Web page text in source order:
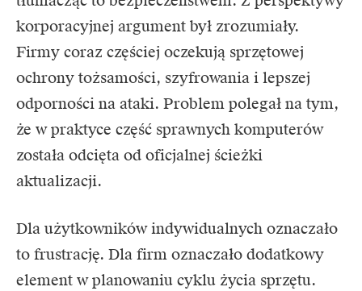
korporacyjnej argument był zrozumiały.
Firmy coraz częściej oczekują sprzętowej
ochrony tożsamości, szyfrowania i lepszej
odporności na ataki. Problem polegał na tym,
że w praktyce część sprawnych komputerów
została odcięta od oficjalnej ścieżki
aktualizacji.
Dla użytkowników indywidualnych oznaczało
to frustrację. Dla firm oznaczało dodatkowy
element w planowaniu cyklu życia sprzętu.